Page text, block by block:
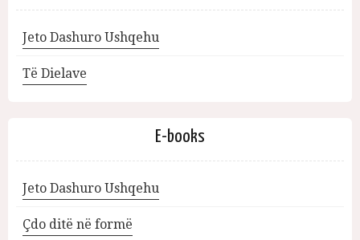
Jeto Dashuro Ushqehu
Të Dielave
E-books
Jeto Dashuro Ushqehu
Çdo ditë në formë